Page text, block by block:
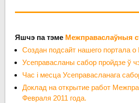
Яшчэ па тэме Межправаслаўныя
Создан подсайт нашего портала
Усеправасланы сабор пройдзе ў
Час і месца Усеправасланага
Доклад на открытие работ
Февраля 2011 года.